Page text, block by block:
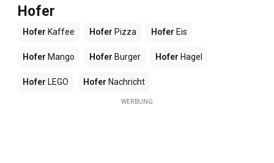
Hofer
Hofer Kaffee Hofer Pizza Hofer Eis
Hofer Mango Hofer Burger Hofer Hagel
Hofer LEGO Hofer Nachricht
WERBUNG